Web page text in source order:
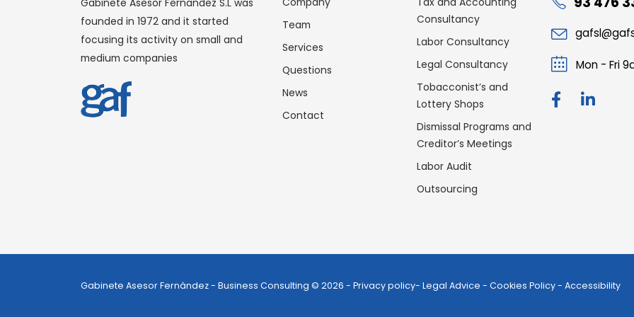
founded in 1972 and it started
focusing its activity on small and
medium companies
Team
Services
Questions
News
Contact
Consultancy
Labor Consultancy
Legal Consultancy
Tobacconist’s and
Lottery Shops
Dismissal Programs and
Creditor’s Meetings
Labor Audit
Outsourcing
Mon - Fri
Gabinete Asesor Fernàndez - Business Consulting © 2026 - Privacy policy- Legal Advice - Cookies Policy- Accessibility
As we respect your privacy, through the cookie
settings panel you can accept or reject cookies by
Necessary technical cookies
operation and navigation of the user